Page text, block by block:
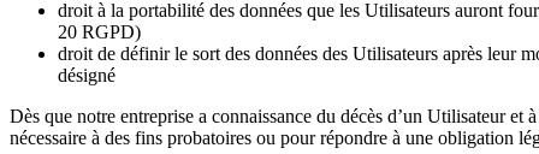
droit à la portabilité des données que les Utilisateurs auront
20 RGPD)
droit de définir le sort des données des Utilisateurs après leur
désigné
Dès que notre entreprise a connaissance du décès d’un Utilisateur et
nécessaire à des fins probatoires ou pour répondre à une obligation